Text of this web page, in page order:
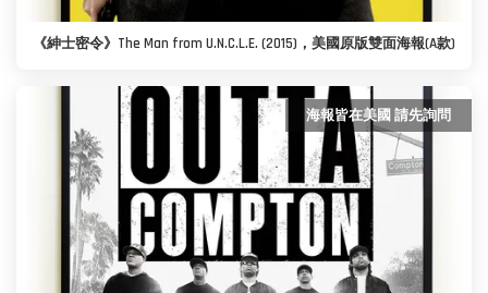
《紳士密令》The Man from U.N.C.L.E. (2015)，美國原版雙面海報(A款)
海報皆在美國 請先詢問